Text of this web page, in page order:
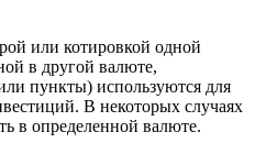
или котировкой одной
в другой валюте,
пункты) используются для
В некоторых случаях
в определенной валюте.